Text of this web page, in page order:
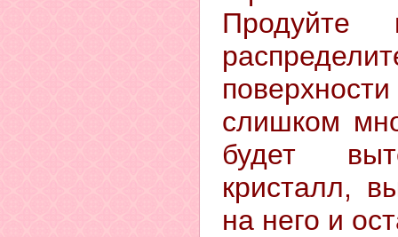
Продуйте
слишком
будет
кристалл,
на него и